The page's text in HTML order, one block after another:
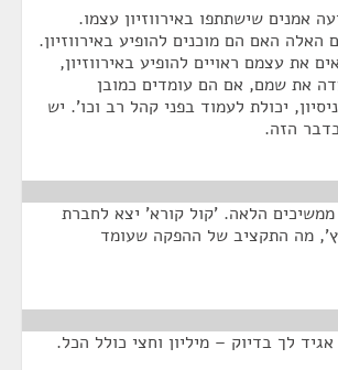
אמנים שישתתפו באירווזיון עצמו.
האלה האם הם מוכנים להופיע באירווזיון.
את עצמם ראויים להופיע באירווזיון,
את שמם, אם הם עומדים כמובן
יכולת לעמוד בפני קהל רב וכו'. יש
הזה.
ממשיכים הלאה. 'קול קורא' יצא לחברת
מה התקציב של ההפקה שעומד
לך בדיוק – מיליון וחצי כולל הכל.